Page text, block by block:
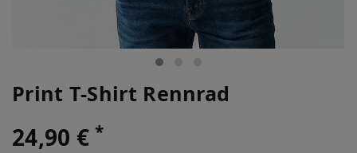
Print T-Shirt Rennrad
24,90 €*